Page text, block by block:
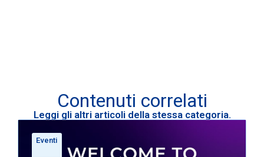
Contenuti correlati
Leggi gli altri articoli della stessa categoria.
Eventi